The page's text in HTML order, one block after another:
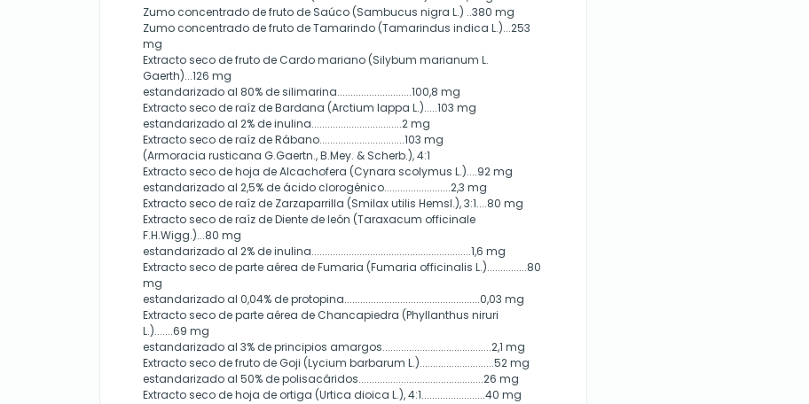
Zumo concentrado de fruto de Saúco (Sambucus nigra L.) ..380 mg
Zumo concentrado de fruto de Tamarindo (Tamarindus indica L.)...253
mg
Extracto seco de fruto de Cardo mariano (Silybum marianum L.
Gaerth)...126 mg
estandarizado al 80% de silimarina............................100,8 mg
Extracto seco de raíz de Bardana (Arctium lappa L.).....103 mg
estandarizado al 2% de inulina..................................2 mg
Extracto seco de raíz de Rábano................................103 mg
(Armoracia rusticana G.Gaertn., B.Mey. & Scherb.), 4:1
Extracto seco de hoja de Alcachofera (Cynara scolymus L.)....92 mg
estandarizado al 2,5% de ácido clorogénico.........................2,3 mg
Extracto seco de raíz de Zarzaparrilla (Smilax utilis Hemsl.), 3:1....80 mg
Extracto seco de raíz de Diente de león (Taraxacum officinale
F.H.Wigg.)...80 mg
estandarizado al 2% de inulina............................................................1,6 mg
Extracto seco de parte aérea de Fumaria (Fumaria officinalis L.)...............80
mg
estandarizado al 0,04% de protopina...................................................0,03 mg
Extracto seco de parte aérea de Chancapiedra (Phyllanthus niruri
L.).......69 mg
estandarizado al 3% de principios amargos.........................................2,1 mg
Extracto seco de fruto de Goji (Lycium barbarum L.)............................52 mg
estandarizado al 50% de polisacáridos...............................................26 mg
Extracto seco de hoja de ortiga (Urtica dioica L.), 4:1........................40 mg